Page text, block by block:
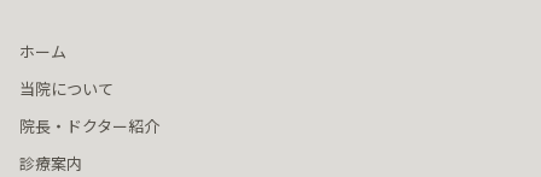
ホーム
当院について
院長・ドクター紹介
診療案内